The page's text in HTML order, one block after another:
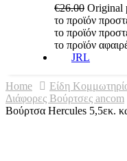
€26.00 Original
το προϊόν
το προϊόν
το προϊόν
JRL
Home Είδη
Διάφορες Βούρτσες ancom
Βούρτσα Hercules 5,5εκ.